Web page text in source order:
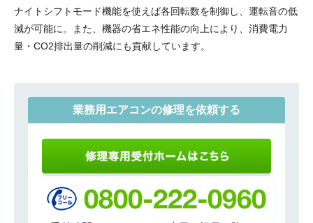
ナイトシフトモード機能を使えば各回転数を制御し、運転音の低
減が可能に。また、機器の省エネ性能の向上により、消費電力
量・CO2排出量の削減にも貢献しています。
業務用エアコンの修理を依頼する